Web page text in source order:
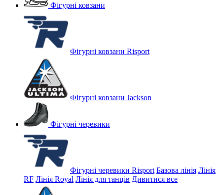
Фігурні ковзани
Фігурні ковзани Risport
Фігурні ковзани Jackson
Фігурні черевики
Фігурні черевики Risport Базова лінія Лінія
RF Лінія Royal Лінія для танців Дивитися все